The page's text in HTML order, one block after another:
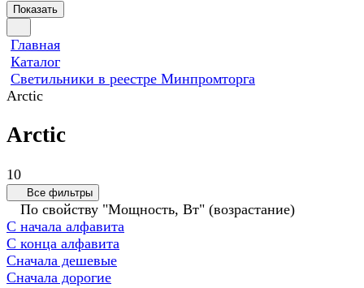
Показать
Главная
Каталог
Светильники в реестре Минпромторга
Arctic
Arctic
10
Все фильтры
По свойству "Мощность, Вт" (возрастание)
С начала алфавита
С конца алфавита
Сначала дешевые
Сначала дорогие